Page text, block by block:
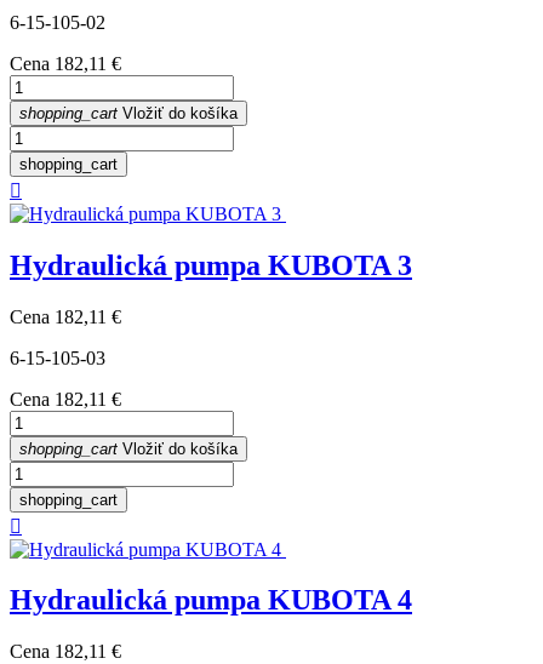
6-15-105-02
Cena 182,11 €
shopping_cart Vložiť do košíka
shopping_cart

Hydraulická pumpa KUBOTA 3
Cena 182,11 €
6-15-105-03
Cena 182,11 €
shopping_cart Vložiť do košíka
shopping_cart

Hydraulická pumpa KUBOTA 4
Cena 182,11 €